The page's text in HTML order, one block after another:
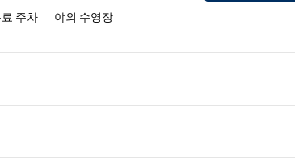
주차 야외 수영장
1